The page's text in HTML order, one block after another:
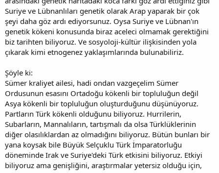
Suriye ve Lübnanlıları genetik olarak Arap yaparak bir çok
şeyi daha göz ardı ediyorsunuz. Oysa Suriye ve Lübnan'ın
genetik kökeni konusunda biraz aceleci olmamak gerektiğini
biz tarihten biliyoruz. Ve sosyoloji-kültür ilişkisinden yola
çıkarak kimi etnogenez yaklaşımlarında bulunabiliriz.
Şöyle ki:
Sümer kraliyet ailesi, hadi ondan vazgeçelim Sümer
Ordusunun esasını Ortadoğu kökenli bir topluluğun değil
Asya kökenli bir topluluğun oluşturduğunu düşünüyoruz.
Partların Türk kökenli olduğunu biliyoruz. Hurrilerin,
Subarların, Mannalıların, tartışmalı da olsa Türklüklerinin
diğer olasılıklardan az olmadığını biliyoruz. Bütün bunları bir
yana koysak bile Büyük Selçuklu Türk İmparatorluğu
döneminde Irak ve Suriye'deki Türk etkisini biliyoruz. Etkiyi
biliyoruz ama genişliğini, araştırmalar yetersiz olduğu için,